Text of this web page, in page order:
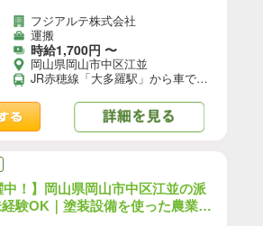
】
フジアルテ株式会社
運搬
時給1,700円 〜
岡山県岡山市中区江並
JR赤穂線「大多羅駅」から車で15分 【交通手段】 車・バイク・自転車通勤可 バス通勤可（職場近くのバス停まで徒歩4分） ★工場駐車場は無料でご利用いただけます！
中！】岡山県岡山市中区江並の派
験OK｜塗装設備を使った農業用